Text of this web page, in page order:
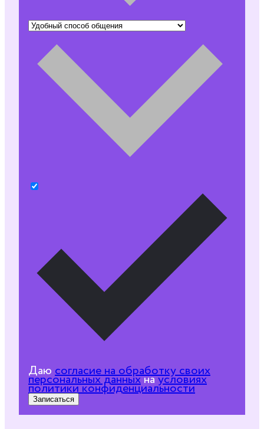
Даю согласие на обработку своих
персональных данныхнаусловиях
политики конфиденциальности
Записаться